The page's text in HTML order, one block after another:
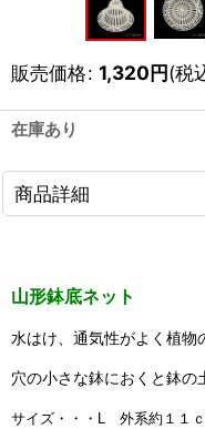
販売価格: 1,320円(税
在庫あり
商品詳細
山形鉢底ネット
水はけ、通気性がよく植物
穴の小さな鉢におくと鉢の
サイズ・・・L 外系約１１